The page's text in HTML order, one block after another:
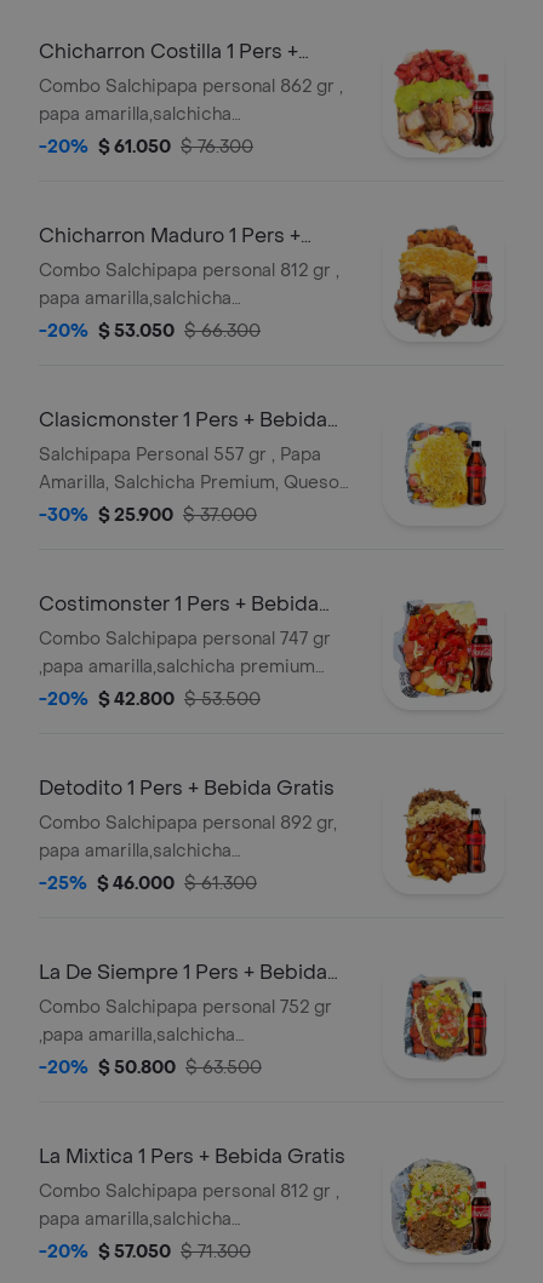
Chicharron Costilla 1 Pers +
Bebida Gratis
Combo Salchipapa personal 862 gr ,
papa amarilla,salchicha
premium,queso
pimienta,costilla ahumada sin hueso
verde,ajo,bbq honey + bebida 250 ml
gratis
-20% $ 61.050 $ 76.300
Chicharron Maduro 1 Pers +
Bebida Gratis
Combo Salchipapa personal 812 gr ,
papa amarilla,salchicha
premium,queso
pimienta,maduro guayabo y salsas
gratis
-20% $ 53.050 $ 66.300
Clasicmonster 1 Pers + Bebida
Gratis
Salchipapa Personal 557 gr , Papa
Amarilla, Salchicha Premium, Queso
Gratinado, Ripio y Salsas
-30% $ 25.900 $ 37.000
Costimonster 1 Pers + Bebida
Gratis
Combo Salchipapa personal 747 gr
,papa amarilla,salchicha premium
,queso gratinado,costilla ahumada sin
gratis
-20% $ 42.800 $ 53.500
Detodito 1 Pers + Bebida Gratis
Combo Salchipapa personal 892 gr,
papa amarilla,salchicha
premium,queso gratinado, carne
bacon , maduro guayabo premium y
salsas verde,ajo,bbq honey + bebida
250 ml gratis
-25% $ 46.000 $ 61.300
La De Siempre 1 Pers + Bebida
Gratis
Combo Salchipapa personal 752 gr
,papa amarilla,salchicha
premium,queso gratinado, carne
salsas verde,ajo,bbq honey + bebida
-20% $ 50.800 $ 63.500
La Mixtica 1 Pers + Bebida Gratis
Combo Salchipapa personal 812 gr ,
papa amarilla,salchicha
premium,queso gratinado, carne
-20% $ 57.050 $ 71.300